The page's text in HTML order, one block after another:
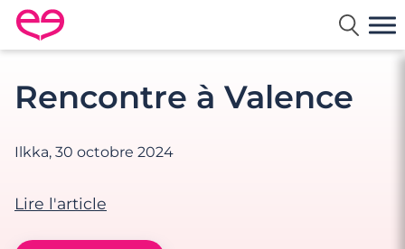
Rencontre en France avec Meetic
Rencontre à Valence
Ilkka, 30 octobre 2024
Lire l'article